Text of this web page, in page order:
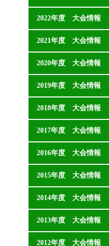
2022年度 大会情報
2021年度 大会情報
2020年度 大会情報
2019年度 大会情報
2018年度 大会情報
2017年度 大会情報
2016年度 大会情報
2015年度 大会情報
2014年度 大会情報
2013年度 大会情報
2012年度 大会情報